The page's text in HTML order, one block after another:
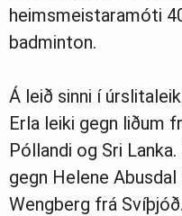
heimsmeistaramóti
badminton.
Á leið sinni í
Erla leiki gegn liðum
Póllandi og Sri
gegn Helene
Wengberg frá Svíþjóð.